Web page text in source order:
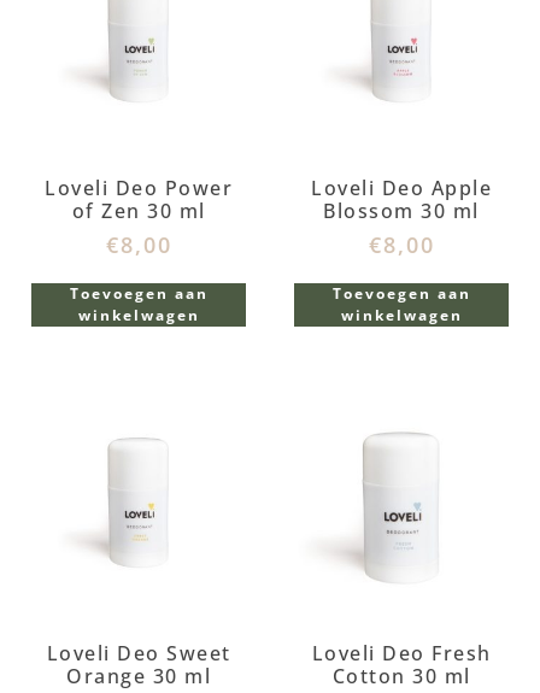
Loveli Deo Power
of Zen 30 ml
€8,00
Toevoegen aan
winkelwagen
Loveli Deo Apple
Blossom 30 ml
€8,00
Toevoegen aan
winkelwagen
Loveli Deo Sweet
Orange 30 ml
Loveli Deo Fresh
Cotton 30 ml